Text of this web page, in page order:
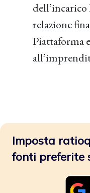
dell’incarico
relazione
Piattaforma
Imposta
fonti preferite